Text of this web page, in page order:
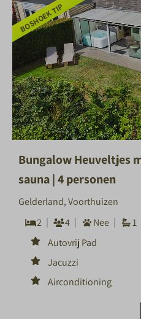
BOSHOEK TIP
Bungalow Heuveltjes
sauna | 4 personen
Gelderland, Voorthuizen
2
4 Nee 1
Autovrij Pad
Jacuzzi
Airconditioning